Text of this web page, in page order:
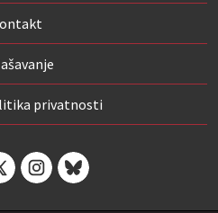
privatnosti